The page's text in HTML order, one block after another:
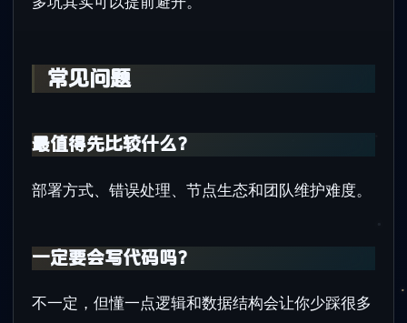
常见问题
最值得先比较什么？
部署方式、错误处理、节点生态和团队维护难度。
一定要会写代码吗？
不一定，但懂一点逻辑和数据结构会让你少踩很多